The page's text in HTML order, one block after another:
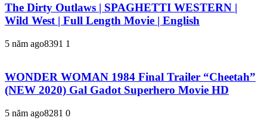
The Dirty Outlaws | SPAGHETTI WESTERN |
Wild West | Full Length Movie | English
5 năm ago8391 1
WONDER WOMAN 1984 Final Trailer “Cheetah”
(NEW 2020) Gal Gadot Superhero Movie HD
5 năm ago8281 0